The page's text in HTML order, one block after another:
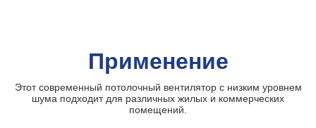
Применение
Этот современный потолочный вентилятор с низким уровнем
шума подходит для различных жилых и коммерческих
помещений.